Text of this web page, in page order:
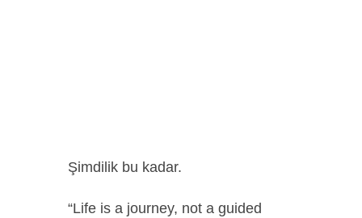
Şimdilik bu kadar.
“Life is a journey, not a guided